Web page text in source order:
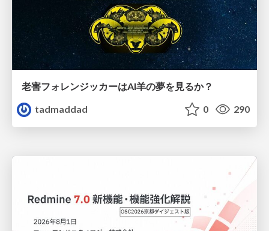
老害フォレンジッカーはAI羊の夢を見るか？
tadmaddad
0 290